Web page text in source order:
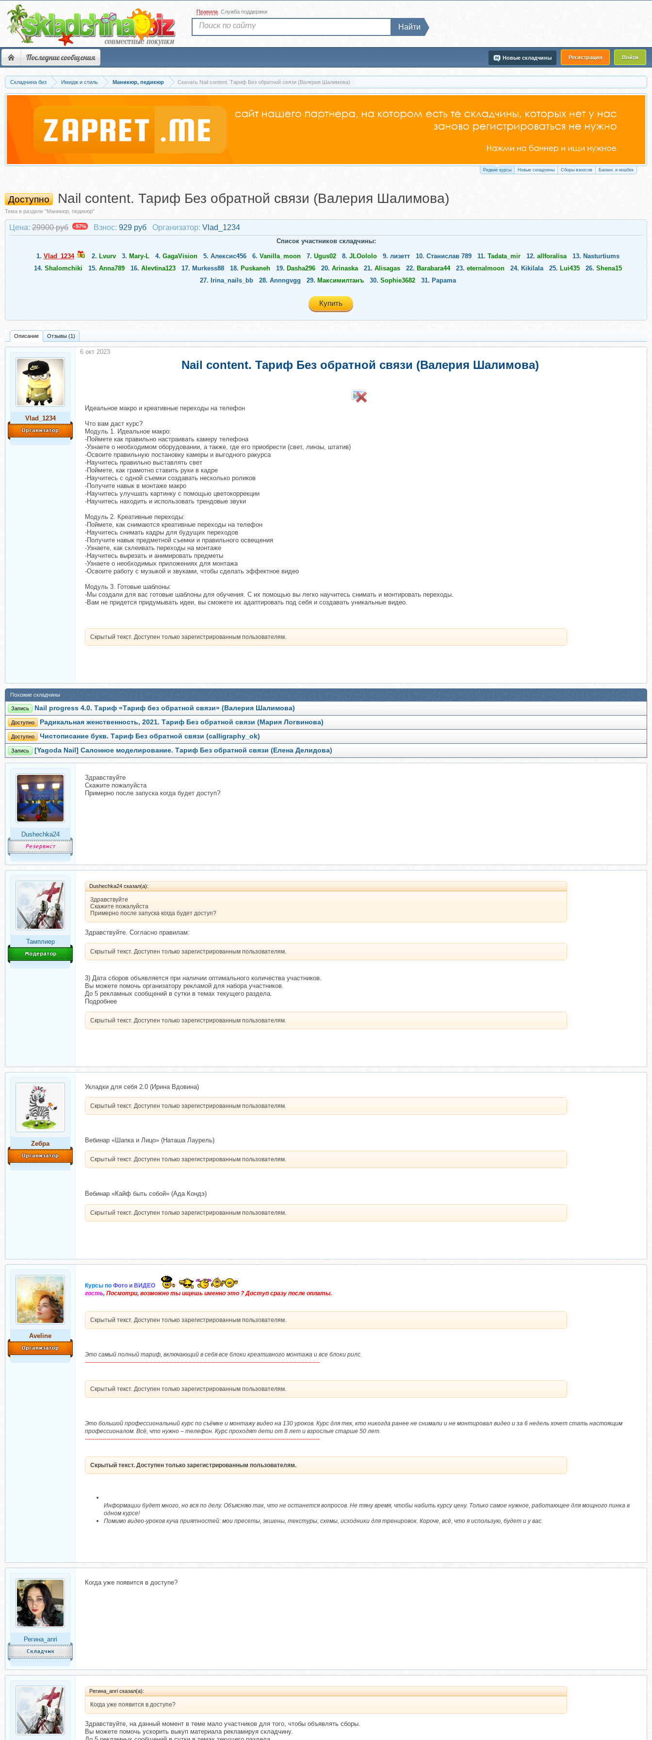
Последние сообщения Регистрация Войти
Новые складчины
Правила Служба поддержки
Найти
Складчина биз Имидж и стиль Маникюр, педикюр Скачать Nail content. Тариф Без обратной связи (Валерия Шалимова)
Редкие курсы Новые складчины Сборы взносов Баланс и кешбек
Доступно Nail content. Тариф Без обратной связи (Валерия Шалимова)
Тема в разделе "Маникюр, педикюр"
Цена: 29900 руб -97% Взнос: 929 руб Организатор: Vlad_1234
Список участников складчины:
1. Vlad_1234 2. Lvurv 3. Mary-L 4. GagaVision 5. Алексис456 6. Vanilla_moon 7. Ugus02 8. JLOololo 9. лизетт 10. Станислав 789 11. Tadata_mir 12. allforalisa 13. Nasturtiums
14. Shalomchiki 15. Anna789 16. Alevtina123 17. Murkess88 18. Puskaneh 19. Dasha296 20. Arinaska 21. Alisagas 22. Barabara44 23. eternalmoon 24. Kikilala 25. Lui435 26. Shena15
27. Irina_nails_bb 28. Annngvgg 29. Максимилтанъ 30. Sophie3682 31. Papama
Купить
Описание Отзывы (1)
Vlad_1234
Nail content. Тариф Без обратной связи (Валерия Шалимова)
Идеальное макро и креативные переходы на телефон
Что вам даст курс?
Модуль 1. Идеальное макро:
-Поймете как правильно настраивать камеру телефона
-Узнаете о необходимом оборудовании, а также, где его приобрести (свет, линзы, штатив)
-Освоите правильную постановку камеры и выгодного ракурса
-Научитесь правильно выставлять свет
-Поймете, как грамотно ставить руки в кадре
-Научитесь с одной съемки создавать несколько роликов
-Получите навык в монтаже макро
-Научитесь улучшать картинку с помощью цветокоррекции
-Научитесь находить и использовать трендовые звуки
Модуль 2. Креативные переходы:
-Поймете, как снимаются креативные переходы на телефон
-Научитесь снимать кадры для будущих переходов
-Получите навык предметной съемки и правильного освещения
-Узнаете, как склеивать переходы на монтаже
-Научитесь вырезать и анимировать предметы
-Узнаете о необходимых приложениях для монтажа
-Освоите работу с музыкой и звуками, чтобы сделать эффектное видео
Модуль 3. Готовые шаблоны:
-Мы создали для вас готовые шаблоны для обучения. C их помощью вы легко научитесь снимать и монтировать переходы.
-Вам не придется придумывать идеи, вы сможете их адаптировать под себя и создавать уникальные видео.
Скрытый текст. Доступен только зарегистрированным пользователям.
6 окт 2023
Похожие складчины
Запись Nail progress 4.0. Тариф «Тариф без обратной связи» (Валерия Шалимова)
Доступно Радикальная женственность, 2021. Тариф Без обратной связи (Мария Логвинова)
Доступно Чистописание букв. Тариф Без обратной связи (calligraphy_ok)
Запись [Yagoda Nail] Салонное моделирование. Тариф Без обратной связи (Елена Делидова)
Dushechka24
Здравствуйте
Скажите пожалуйста
Примерно после запуска когда будет доступ?
Тамплиер
Dushechka24 сказал(а):
Здравствуйте
Скажите пожалуйста
Примерно после запуска когда будет доступ?
Здравствуйте. Согласно правилам:
Скрытый текст. Доступен только зарегистрированным пользователям.
3) Дата сборов объявляется при наличии оптимального количества участников.
Вы можете помочь организатору рекламой для набора участников.
До 5 рекламных сообщений в сутки в темах текущего раздела.
Подробнее
Скрытый текст. Доступен только зарегистрированным пользователям.
Zебра
Укладки для себя 2.0 (Ирина Вдовина)
Скрытый текст. Доступен только зарегистрированным пользователям.
Вебинар «Шапка и Лицо» (Наташа Лаурель)
Скрытый текст. Доступен только зарегистрированным пользователям.
Вебинар «Кайф быть собой» (Ада Кондэ)
Скрытый текст. Доступен только зарегистрированным пользователям.
Aveline
Курсы по Фото и ВИДЕО
гость, Посмотри, возможно ты ищешь именно это ? Доступ сразу после оплаты.
Скрытый текст. Доступен только зарегистрированным пользователям.
Это самый полный тариф, включающий в себя все блоки креативного монтажа и все блоки рилс.
-------------------------------------------------------------------------------------------------------------------------
Скрытый текст. Доступен только зарегистрированным пользователям.
Это большой профессиональный курс по съёмке и монтажу видео на 130 уроков. Курс для тех, кто никогда ранее не снимали и не монтировал видео и за 6 недель хочет стать настоящим
профессионалом. Всё, что нужно – телефон. Курс проходят дети от 8 лет и взрослые старше 50 лет.
-------------------------------------------------------------------------------------------------------------------------
Скрытый текст. Доступен только зарегистрированным пользователям.
Информации будет много, но вся по делу. Объясняю так, что не останется вопросов. Не тяну время, чтобы набить курсу цену. Только самое нужное, работающее для мощного пинка в
одном курсе!
Помимо видео-уроков куча приятностей: мои пресеты, экшены, текстуры, схемы, исходники для тренировок. Короче, всё, что я использую, будет и у вас.
Регина_anri
Когда уже появится в доступе?
Регина_anri сказал(а):
Когда уже появится в доступе?
Здравствуйте, на данный момент в теме мало участников для того, чтобы объявлять сборы.
Вы можете помочь ускорить выкуп материала рекламируя складчину.